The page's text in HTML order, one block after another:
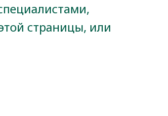
страницы, или